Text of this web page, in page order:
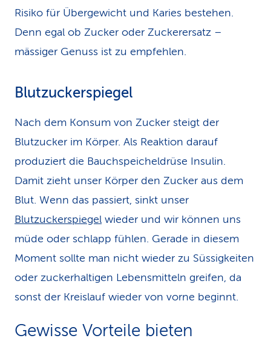
Risiko für Übergewicht und Karies bestehen.
Denn egal ob Zucker oder Zuckerersatz –
mässiger Genuss ist zu empfehlen.
Blutzuckerspiegel
Nach dem Konsum von Zucker steigt der
Blutzucker im Körper. Als Reaktion darauf
produziert die Bauchspeicheldrüse Insulin.
Damit zieht unser Körper den Zucker aus dem
Blut. Wenn das passiert, sinkt unser
Blutzuckerspiegel wieder und wir können uns
müde oder schlapp fühlen. Gerade in diesem
Moment sollte man nicht wieder zu Süssigkeiten
oder zuckerhaltigen Lebensmitteln greifen, da
sonst der Kreislauf wieder von vorne beginnt.
Gewisse Vorteile bieten